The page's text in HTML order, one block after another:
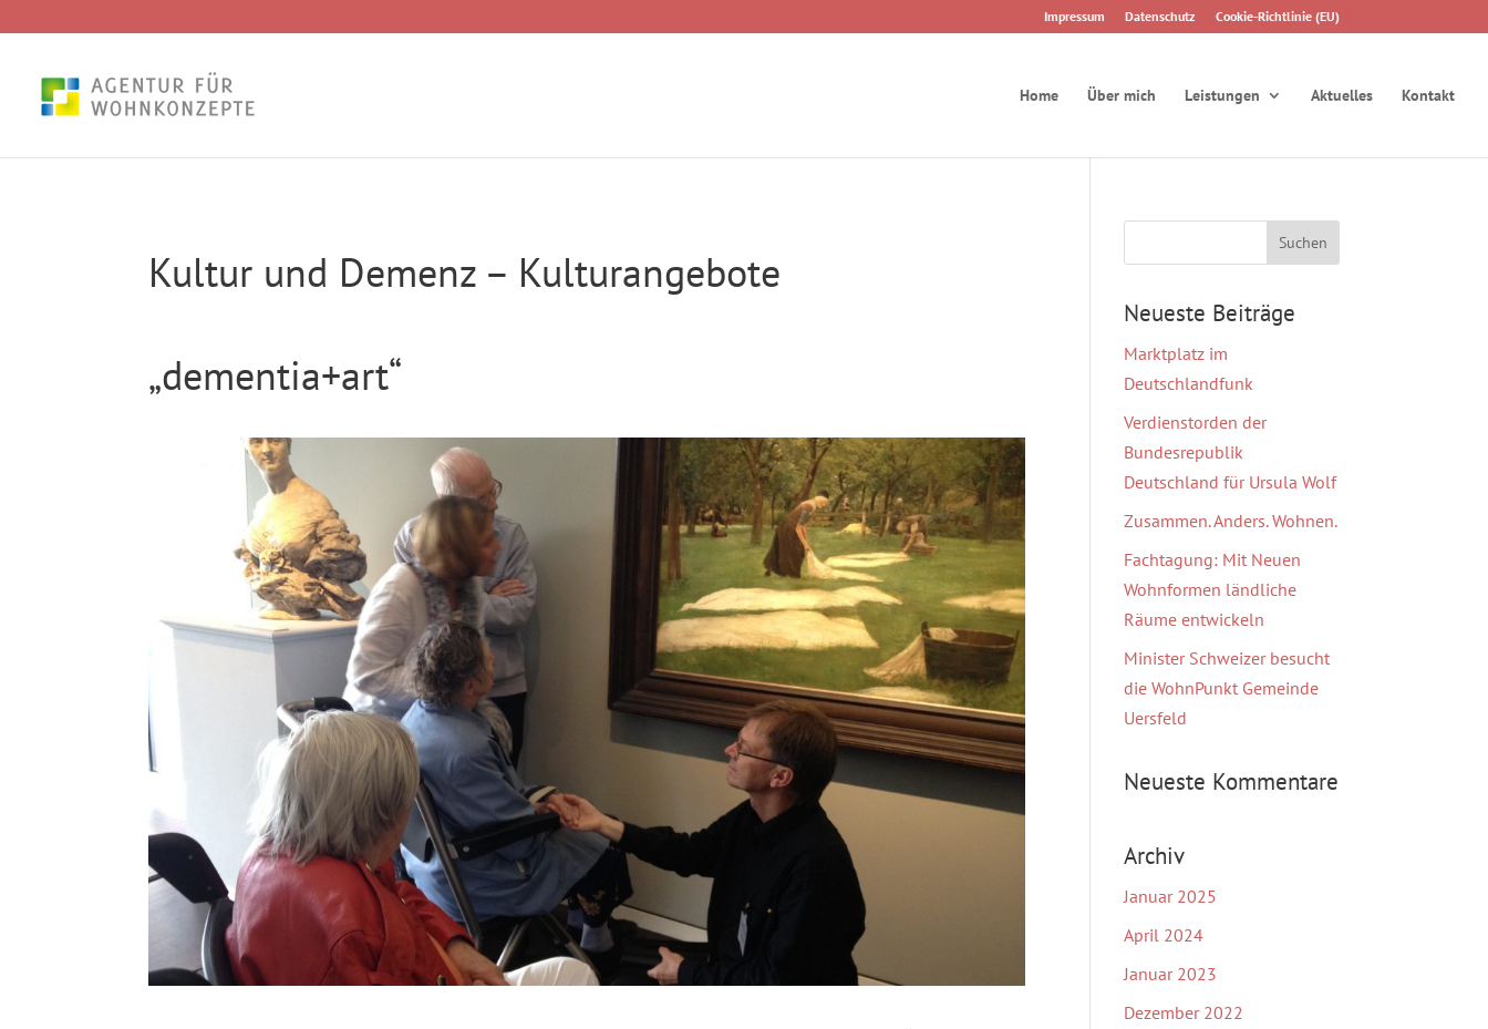
Impressum Datenschutz Cookie-Richtlinie (EU)
Home Über mich Leistungen Aktuelles Kontakt
Kultur und Demenz – Kulturangebote
„dementia+art“
Neueste Beiträge
Marktplatz im
Deutschlandfunk
Verdienstorden der
Bundesrepublik
Deutschland für Ursula Wolf
Zusammen. Anders. Wohnen.
Fachtagung: Mit Neuen
Wohnformen ländliche
Räume entwickeln
Minister Schweizer besucht
die WohnPunkt Gemeinde
Uersfeld
Neueste Kommentare
Archiv
Januar 2025
April 2024
Januar 2023
Dezember 2022